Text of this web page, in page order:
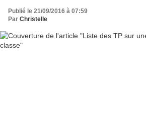
Publié le 21/09/2016 à 07:59
Par Christelle